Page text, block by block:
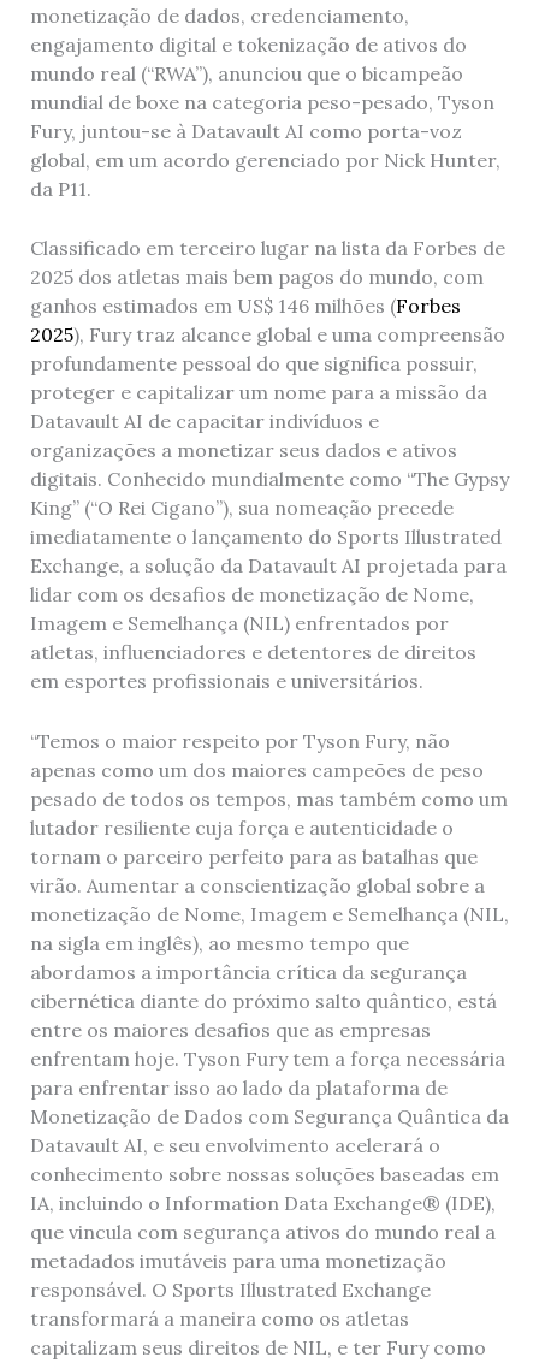
monetização de dados, credenciamento,
engajamento digital e tokenização de ativos do
mundo real (“RWA”), anunciou que o bicampeão
mundial de boxe na categoria peso-pesado, Tyson
Fury, juntou-se à Datavault AI como porta-voz
global, em um acordo gerenciado por Nick Hunter,
da P11.
Classificado em terceiro lugar na lista da Forbes de
2025 dos atletas mais bem pagos do mundo, com
ganhos estimados em US$ 146 milhões (Forbes
2025), Fury traz alcance global e uma compreensão
profundamente pessoal do que significa possuir,
proteger e capitalizar um nome para a missão da
Datavault AI de capacitar indivíduos e
organizações a monetizar seus dados e ativos
digitais. Conhecido mundialmente como “The Gypsy
King” (“O Rei Cigano”), sua nomeação precede
imediatamente o lançamento do Sports Illustrated
Exchange, a solução da Datavault AI projetada para
lidar com os desafios de monetização de Nome,
Imagem e Semelhança (NIL) enfrentados por
atletas, influenciadores e detentores de direitos
em esportes profissionais e universitários.
“Temos o maior respeito por Tyson Fury, não
apenas como um dos maiores campeões de peso
pesado de todos os tempos, mas também como um
lutador resiliente cuja força e autenticidade o
tornam o parceiro perfeito para as batalhas que
virão. Aumentar a conscientização global sobre a
monetização de Nome, Imagem e Semelhança (NIL,
na sigla em inglês), ao mesmo tempo que
abordamos a importância crítica da segurança
cibernética diante do próximo salto quântico, está
entre os maiores desafios que as empresas
enfrentam hoje. Tyson Fury tem a força necessária
para enfrentar isso ao lado da plataforma de
Monetização de Dados com Segurança Quântica da
Datavault AI, e seu envolvimento acelerará o
conhecimento sobre nossas soluções baseadas em
IA, incluindo o Information Data Exchange® (IDE),
que vincula com segurança ativos do mundo real a
metadados imutáveis ​​para uma monetização
responsável. O Sports Illustrated Exchange
transformará a maneira como os atletas
capitalizam seus direitos de NIL, e ter Fury como